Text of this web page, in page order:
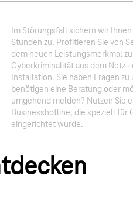
Im Störungsfall sichern wir
Stunden zu. Profitieren Sie von
dem neuen Leistungsmerkmal
Cyberkriminalität aus dem Netz -
Installation. Sie haben Fragen
benötigen eine Beratung oder
umgehend melden? Nutzen Sie
Businesshotline, die speziell für
eingerichtet wurde.